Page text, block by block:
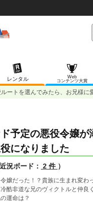
レンタル
Web
コンテンツ大賞
ートを選んでみたら、お兄様に
予定の悪役令嬢
になりました
近況ボード： 2 件 ）
嬢だった！？貴族に生まれ変わ
酷非道な兄のヴィクトルと仲
運命は？